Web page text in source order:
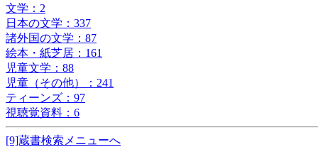
文学：2
日本の文学：337
諸外国の文学：87
絵本・紙芝居：161
児童文学：88
児童（その他）：241
ティーンズ：97
視聴覚資料：6
[9]蔵書検索メニューへ